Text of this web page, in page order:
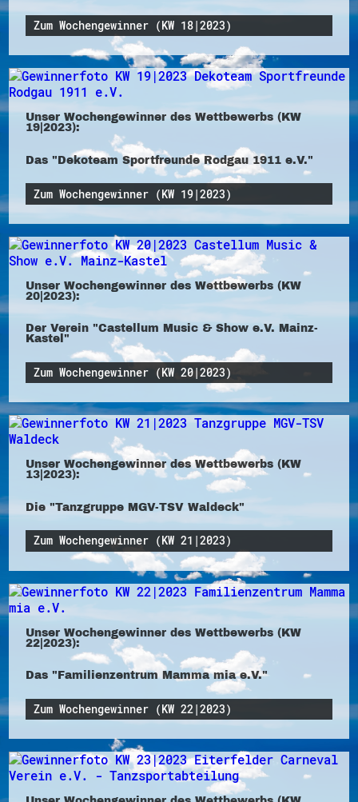
Zum Wochengewinner (KW 18|2023)
Unser Wochengewinner des Wettbewerbs (KW
19|2023):
Das "Dekoteam Sportfreunde Rodgau 1911 e.V."
Zum Wochengewinner (KW 19|2023)
Unser Wochengewinner des Wettbewerbs (KW
20|2023):
Der Verein "Castellum Music & Show e.V. Mainz-
Kastel"
Zum Wochengewinner (KW 20|2023)
Unser Wochengewinner des Wettbewerbs (KW
13|2023):
Die "Tanzgruppe MGV-TSV Waldeck"
Zum Wochengewinner (KW 21|2023)
Unser Wochengewinner des Wettbewerbs (KW
22|2023):
Das "Familienzentrum Mamma mia e.V."
Zum Wochengewinner (KW 22|2023)